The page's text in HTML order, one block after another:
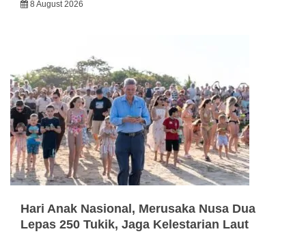
8 August 2026
Hari Anak Nasional, Merusaka Nusa Dua
Lepas 250 Tukik, Jaga Kelestarian Laut